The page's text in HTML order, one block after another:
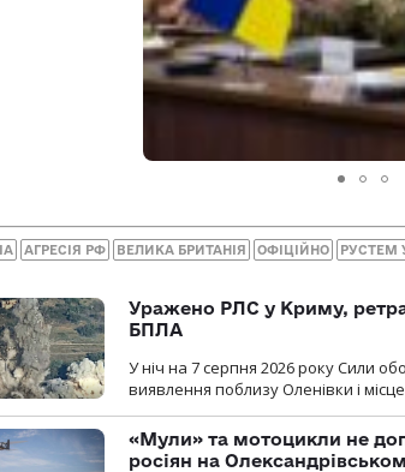
АГРЕСІЯ РФ ВЕЛИКА БРИТАНІЯ ОФІЦІЙНО РУСТЕМ
Уражено РЛС у Криму,
БПЛА
У ніч на 7 серпня 2026 року Сили
виявлення поблизу Оленівки і
«Мули» та мотоцикли не
росіян на